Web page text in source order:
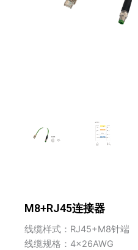
M8+RJ45连接器
线缆样式：RJ45+M8针端
线缆规格：4×26AWG